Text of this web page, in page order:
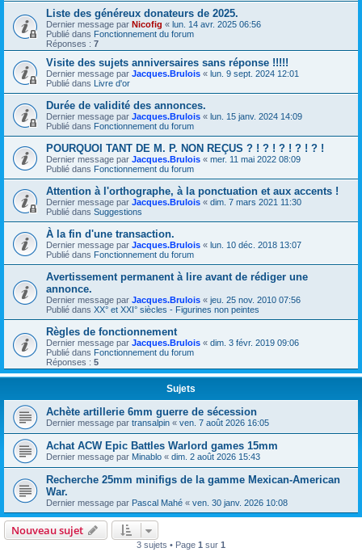
Liste des généreux donateurs de 2025.
Dernier message par Nicofig « lun. 14 avr. 2025 06:56
Publié dans Fonctionnement du forum
Réponses : 7
Visite des sujets anniversaires sans réponse !!!!!
Dernier message par Jacques.Brulois « lun. 9 sept. 2024 12:01
Publié dans Livre d'or
Durée de validité des annonces.
Dernier message par Jacques.Brulois « lun. 15 janv. 2024 14:09
Publié dans Fonctionnement du forum
POURQUOI TANT DE M. P. NON REÇUS ? ! ? ! ? ! ? ! ? !
Dernier message par Jacques.Brulois « mer. 11 mai 2022 08:09
Publié dans Fonctionnement du forum
Attention à l'orthographe, à la ponctuation et aux accents !
Dernier message par Jacques.Brulois « dim. 7 mars 2021 11:30
Publié dans Suggestions
À la fin d'une transaction.
Dernier message par Jacques.Brulois « lun. 10 déc. 2018 13:07
Publié dans Fonctionnement du forum
Avertissement permanent à lire avant de rédiger une
annonce.
Dernier message par Jacques.Brulois « jeu. 25 nov. 2010 07:56
Publié dans XX° et XXI° siècles - Figurines non peintes
Règles de fonctionnement
Dernier message par Jacques.Brulois « dim. 3 févr. 2019 09:06
Publié dans Fonctionnement du forum
Réponses : 5
Sujets
Achète artillerie 6mm guerre de sécession
Dernier message par transalpin « ven. 7 août 2026 16:05
Achat ACW Epic Battles Warlord games 15mm
Dernier message par Minablo « dim. 2 août 2026 15:43
Recherche 25mm minifigs de la gamme Mexican-American
War.
Dernier message par Pascal Mahé « ven. 30 janv. 2026 10:08
Nouveau sujet
3 sujets • Page 1 sur 1